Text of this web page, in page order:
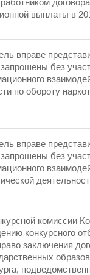
выплаты в
вправе
без
по обороту
вправе
без
комиссии
конкурсного
заключения